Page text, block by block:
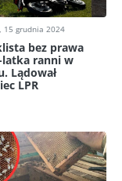
grudnia 2024
bez prawa
latka ranni w
Lądował
LPR